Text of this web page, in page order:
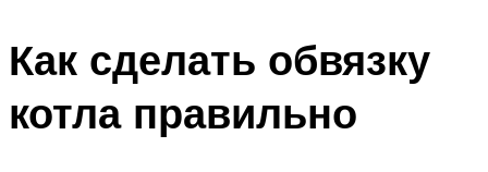
Как сделать обвязку
котла правильно